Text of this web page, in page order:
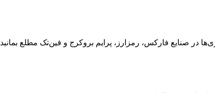
در صنایع فارکس، رمزارز، پرایم بروکرج و فین‌تک مطلع بمانید